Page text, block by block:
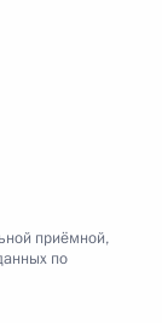
приёмной,
по